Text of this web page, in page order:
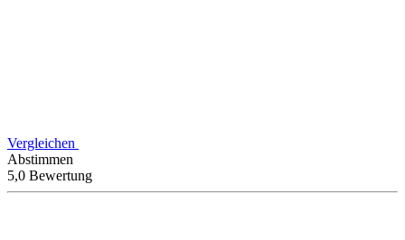
Vergleichen
Abstimmen
5,0 Bewertung